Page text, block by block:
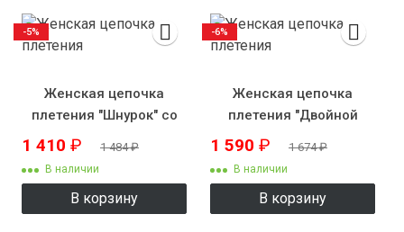
Женская цепочка
плетения "Шнурок" со
вставками
1 410 ₽ 1 484₽
В наличии
В корзину
-5%
Женская цепочка
плетения "Двойной
панцирь"
1 590 ₽ 1 674₽
В наличии
В корзину
-6%